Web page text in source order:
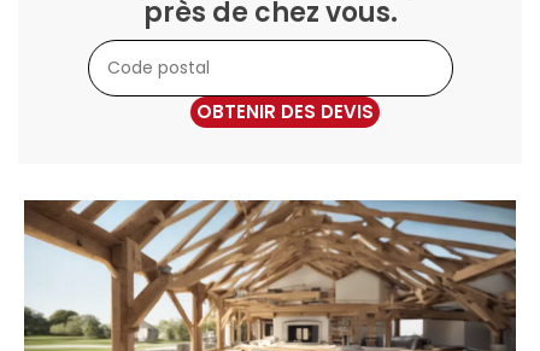
près de chez vous.
OBTENIR DES DEVIS